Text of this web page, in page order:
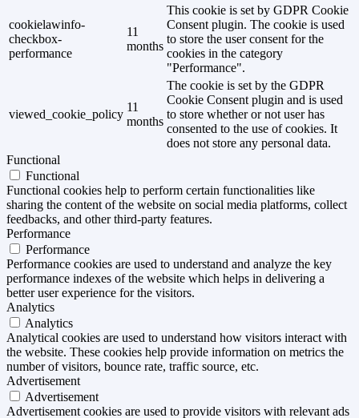
cookielawinfo-
checkbox-
performance
11
months
This cookie is set by GDPR Cookie
Consent plugin. The cookie is used
to store the user consent for the
cookies in the category
"Performance".
viewed_cookie_policy
11
months
The cookie is set by the GDPR
Cookie Consent plugin and is used
to store whether or not user has
consented to the use of cookies. It
does not store any personal data.
Functional
Functional
Functional cookies help to perform certain functionalities like
sharing the content of the website on social media platforms, collect
feedbacks, and other third-party features.
Performance
Performance
Performance cookies are used to understand and analyze the key
performance indexes of the website which helps in delivering a
better user experience for the visitors.
Analytics
Analytics
Analytical cookies are used to understand how visitors interact with
the website. These cookies help provide information on metrics the
number of visitors, bounce rate, traffic source, etc.
Advertisement
Advertisement
Advertisement cookies are used to provide visitors with relevant ads